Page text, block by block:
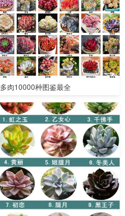
多肉10000种图鉴最全